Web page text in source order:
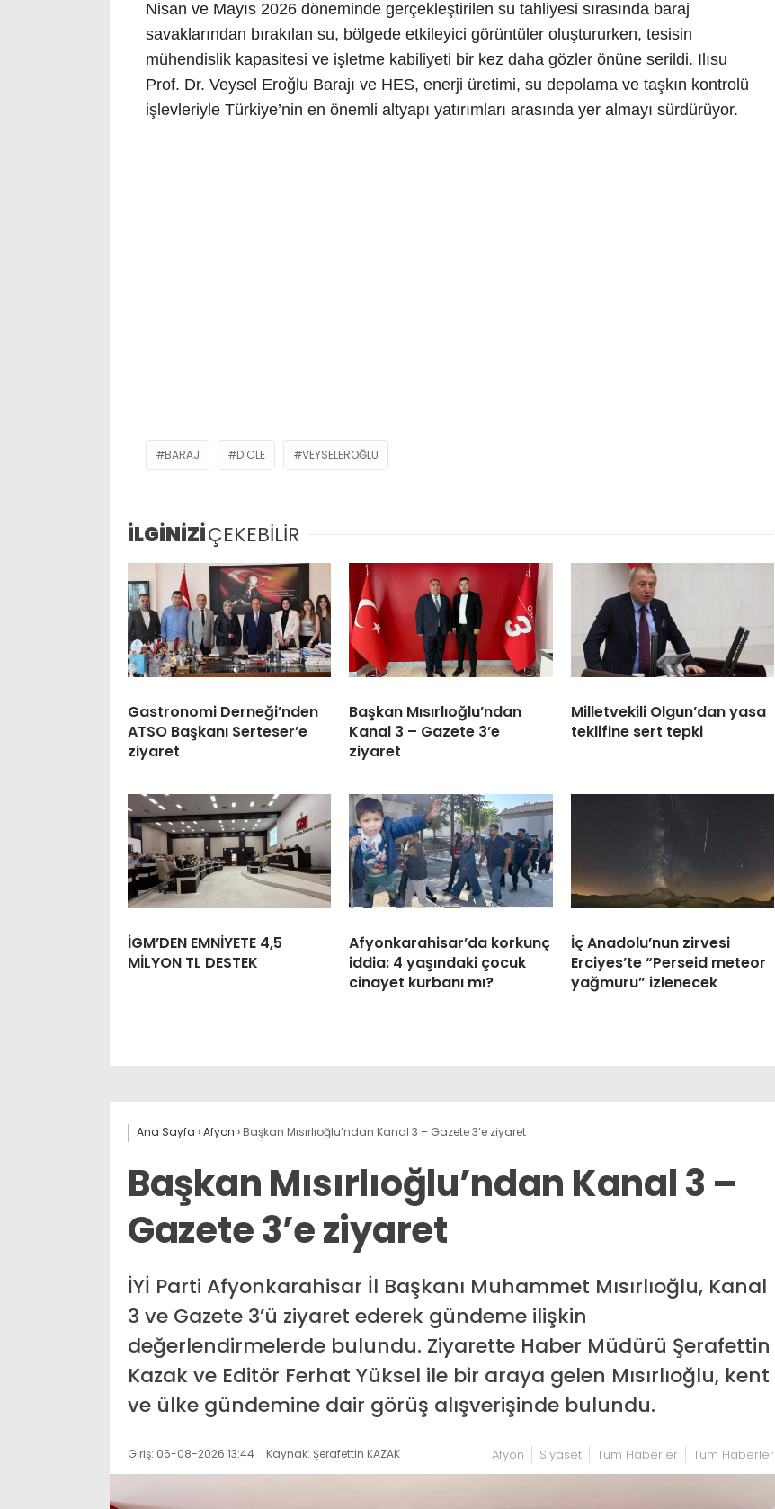
Nisan ve Mayıs 2026 döneminde gerçekleştirilen su tahliyesi sırasında baraj
savaklarından bırakılan su, bölgede etkileyici görüntüler oluştururken, tesisin
mühendislik kapasitesi ve işletme kabiliyeti bir kez daha gözler önüne serildi. Ilısu
Prof. Dr. Veysel Eroğlu Barajı ve HES, enerji üretimi, su depolama ve taşkın kontrolü
işlevleriyle Türkiye’nin en önemli altyapı yatırımları arasında yer almayı sürdürüyor.
BARAJ DICLE VEYSELEROĞLU
İLGİNİZİÇEKEBİLİR
Gastronomi Derneği’nden
ATSO Başkanı Serteser’e
ziyaret
Başkan Mısırlıoğlu’ndan
Kanal 3 – Gazete 3’e
ziyaret
Milletvekili Olgun’dan yasa
teklifine sert tepki
İGM’DEN EMNİYETE 4,5
MİLYON TL DESTEK
Afyonkarahisar’da korkunç
iddia: 4 yaşındaki çocuk
cinayet kurbanı mı?
İç Anadolu’nun zirvesi
Erciyes’te “Perseid meteor
yağmuru” izlenecek
Ana Sayfa ›Afyon › Başkan Mısırlıoğlu’ndan Kanal 3 – Gazete 3’e ziyaret
Başkan Mısırlıoğlu’ndan Kanal 3 –
Gazete 3’e ziyaret
İYİ Parti Afyonkarahisar İl Başkanı Muhammet Mısırlıoğlu, Kanal
3 ve Gazete 3’ü ziyaret ederek gündeme ilişkin
değerlendirmelerde bulundu. Ziyarette Haber Müdürü Şerafettin
Kazak ve Editör Ferhat Yüksel ile bir araya gelen Mısırlıoğlu, kent
ve ülke gündemine dair görüş alışverişinde bulundu.
Giriş: 06-08-2026 13:44 Kaynak: Şerafettin KAZAK Afyon Siyaset Tüm Haberler Tüm Haberler